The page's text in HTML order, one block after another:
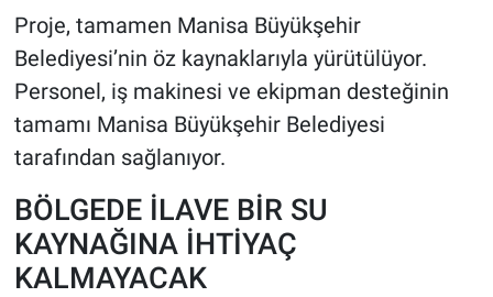
Proje, tamamen Manisa Büyükşehir
Belediyesi’nin öz kaynaklarıyla yürütülüyor.
Personel, iş makinesi ve ekipman desteğinin
tamamı Manisa Büyükşehir Belediyesi
tarafından sağlanıyor.
BÖLGEDE İLAVE BİR SU
KAYNAĞINA İHTİYAÇ
KALMAYACAK